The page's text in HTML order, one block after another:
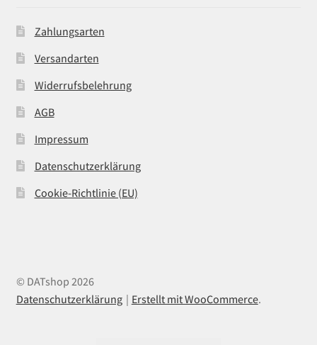
Zahlungsarten
Versandarten
Widerrufsbelehrung
AGB
Impressum
Datenschutzerklärung
Cookie-Richtlinie (EU)
© DATshop 2026
Datenschutzerklärung
Erstellt mit WooCommerce.